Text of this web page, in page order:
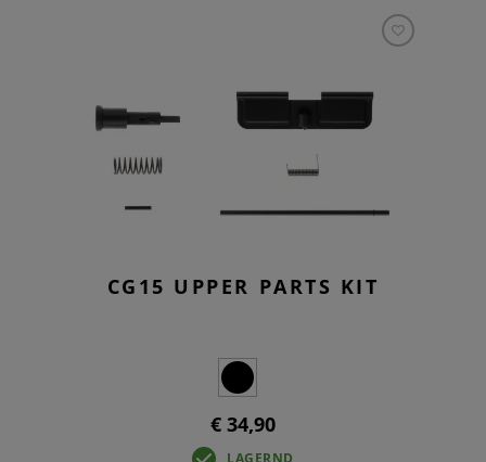
CG15 UPPER PARTS KIT
€ 34,90
LAGERND